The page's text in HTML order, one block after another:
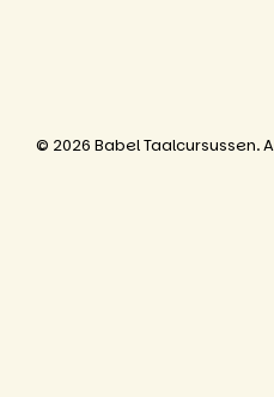
© 2026 Babel Taalcursussen.